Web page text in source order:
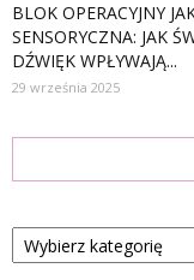
BLOK OPERACYJNY
SENSORYCZNA: JAK
DŹWIĘK WPŁYWAJĄ...
29 września 2025
Kategorie